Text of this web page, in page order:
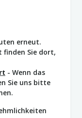
erneut.
finden Sie dort,
- Wenn das
Sie uns bitte